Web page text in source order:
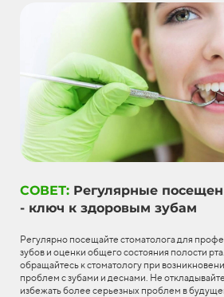
СОВЕТ: Регулярные
- ключ к здоровым зубам
Регулярно посещайте стоматолога для
зубов и оценки общего состояния полости
обращайтесь к стоматологу при
проблем с зубами и деснами. Не
избежать более серьезных проблем в